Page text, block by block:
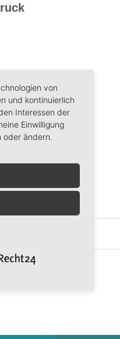
von
und kontinuierlich
Interessen der
Einwilligung
oder ändern.